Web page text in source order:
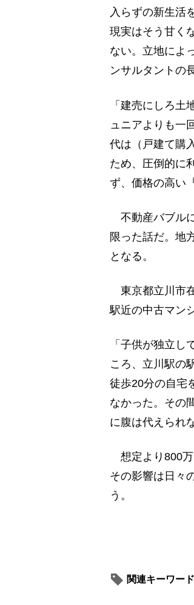
入らずの新生活
現実はそう甘く
ない。立地によ
ンサルタントの
「建売にしろ
ュニアよりも一
代は（戸建て購
ため、圧倒的に
ず、価格の高い
不動産バブル
限った話だ。地
となる。
東京都立川市
駅近の中古マン
「子供が独立
ころ、立川駅の
徒歩20分の自宅
なかった。その
に腹は代えられ
想定より800万
その影響は日々
う。
関連キーワード